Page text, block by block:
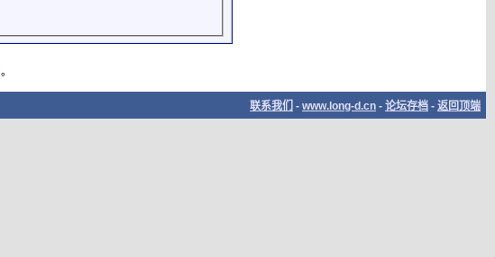
。
联系我们 - www.long-d.cn - 论坛存档 - 返回顶端